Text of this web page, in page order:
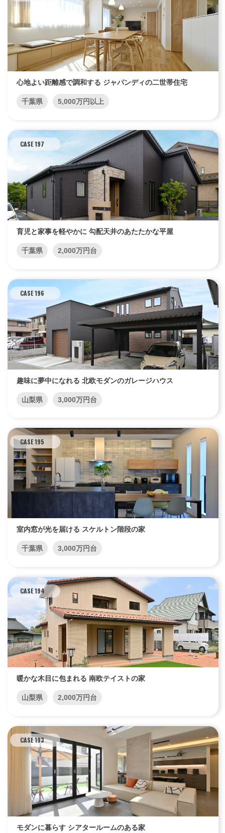
心地よい距離感で調和する ジャパンディの二世帯住宅
千葉県 5,000万円以上
CASE 197
育児と家事を軽やかに 勾配天井のあたたかな平屋
千葉県 2,000万円台
CASE 196
趣味に夢中になれる 北欧モダンのガレージハウス
山梨県 3,000万円台
CASE 195
室内窓が光を届ける スケルトン階段の家
千葉県 3,000万円台
CASE 194
暖かな木目に包まれる 南欧テイストの家
山梨県 2,000万円台
CASE 193
モダンに暮らす シアタールームのある家